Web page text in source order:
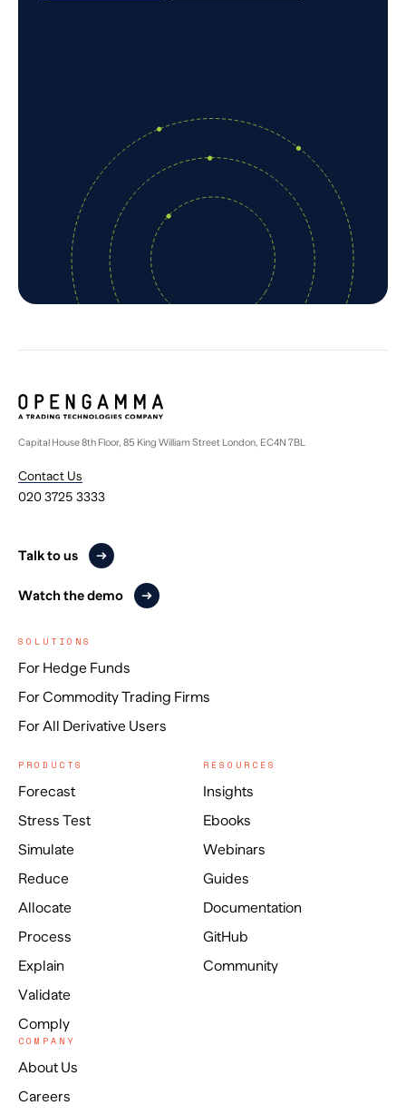
Capital House 8th Floor, 85 King William Street London, EC4N 7BL
Contact Us
020 3725 3333
Talk to us
Watch the demo
SOLUTIONS
For Hedge Funds
For Commodity Trading Firms
For All Derivative Users
PRODUCTS
Forecast
Stress Test
Simulate
Reduce
Allocate
Process
Explain
Validate
Comply
RESOURCES
Insights
Ebooks
Webinars
Guides
Documentation
GitHub
Community
COMPANY
About Us
Careers